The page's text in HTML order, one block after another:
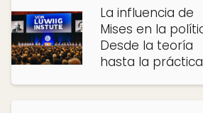
La influencia de
Mises en la
Desde la teoría
hasta la práctica